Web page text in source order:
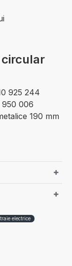
925 244
950 006
190 mm
electrice